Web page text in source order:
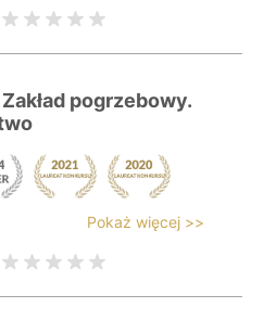
pogrzebowy.
Pokaż więcej >>